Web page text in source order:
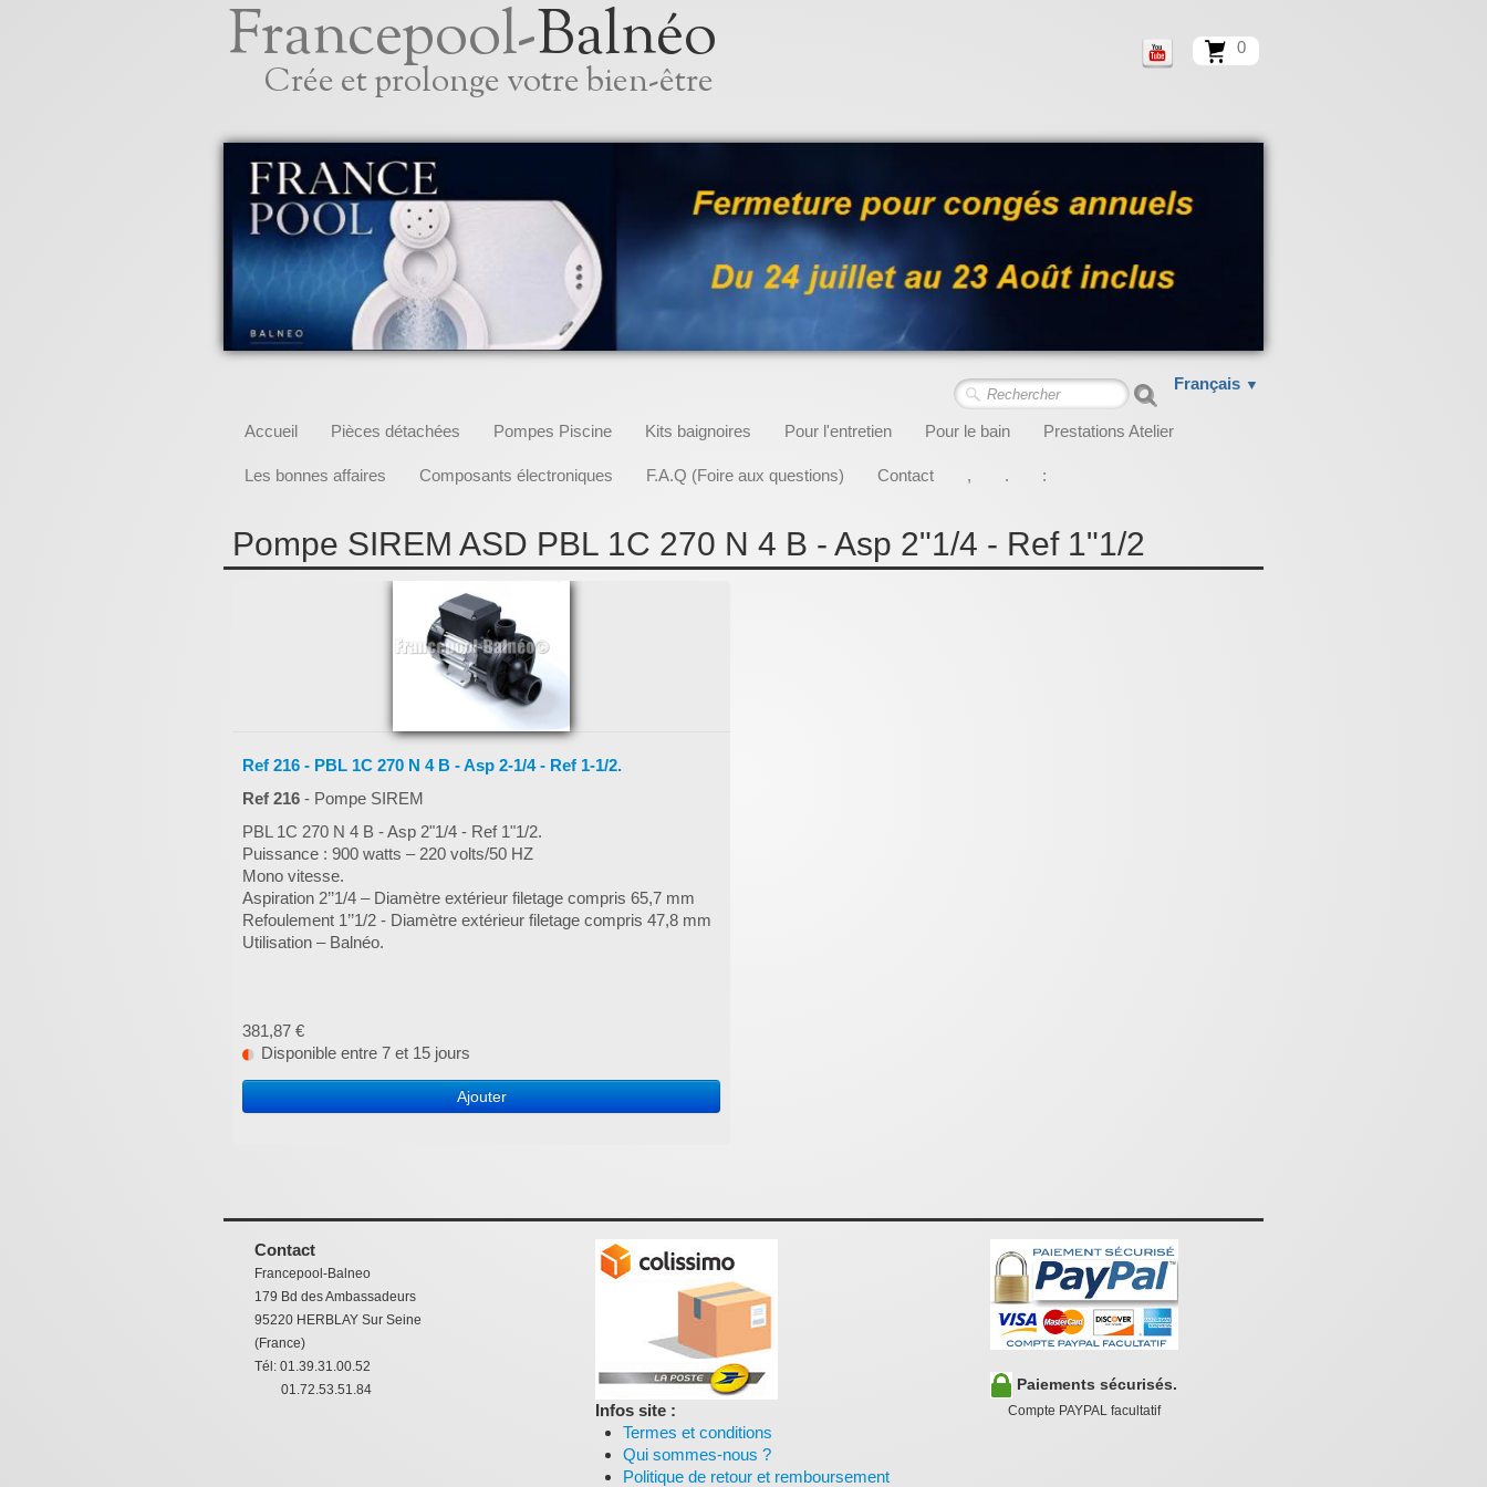
Francepool-Balnéo
Crée et prolonge votre bien-être
0
Français ▼
Accueil Pièces détachées Pompes Piscine Kits baignoires Pour l'entretien Pour le bain Prestations Atelier
Les bonnes affaires Composants électroniques F.A.Q (Foire aux questions) Contact , . :
Pompe SIREM ASD PBL 1C 270 N 4 B - Asp 2"1/4 - Ref 1"1/2
Ref 216 - PBL 1C 270 N 4 B - Asp 2-1/4 - Ref 1-1/2.
Ref 216 - Pompe SIREM
PBL 1C 270 N 4 B - Asp 2"1/4 - Ref 1"1/2.
Puissance : 900 watts – 220 volts/50 HZ
Mono vitesse.
Aspiration 2’’1/4 – Diamètre extérieur filetage compris 65,7 mm
Refoulement 1’’1/2 - Diamètre extérieur filetage compris 47,8 mm
Utilisation – Balnéo.
381,87 €
Disponible entre 7 et 15 jours
Ajouter
Contact
Francepool-Balneo
179 Bd des Ambassadeurs
95220 HERBLAY Sur Seine
(France)
Tél: 01.39.31.00.52
01.72.53.51.84
Infos site :
Termes et conditions
Qui sommes-nous ?
Politique de retour et remboursement
Paiements sécurisés.
Compte PAYPAL facultatif